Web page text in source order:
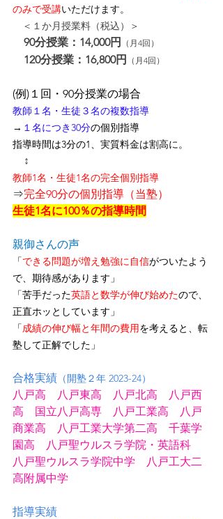
のみで受講いただけます。
＜１か月授業料（税込）＞
90分授業：14,000円 （月4回）
120分授業：16,800円 （月4回）
(例)１回・90分授業の場合
教師１名・生徒３名の複数指導
→ １名につき30分の個別指導
指導時間は3分の1、 実質料金は割高に。
↕
教師1名・生徒1名の完全個別指導
⇒完全90分の個別指導（当塾）
生徒1名に100％の指導時間
親御さんの声
「できる問題が増え勉強に自信がついたよう
で、期待感があります」
「苦手だった英語と数学が伸び始めたので、
正直ホッとしています」
「成績の伸び幅と年間の費用を考えると、転
塾して正解でした」
合格実績 （開塾２年 2023-24）
八戸高　八戸東高　八戸北高　八戸西
高　国立八戸高専　八戸工業高　八戸
商業高　八戸工業大学第二高　千葉学
園高　八戸聖ウルスラ学院・英語科
八戸聖ウルスラ学院中学　八戸工大二
高附属中学
指導実績